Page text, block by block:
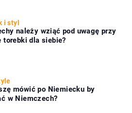
i styl
należy wziąć pod uwagę przy
torebki dla siebie?
mówić po Niemiecku by
w Niemczech?